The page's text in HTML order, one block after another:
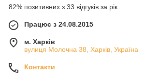
82% позитивних з 33 відгуків за рік
Працює з 24.08.2015
м. Харків
вулиця Молочна 38, Харків, Україна
Контакти